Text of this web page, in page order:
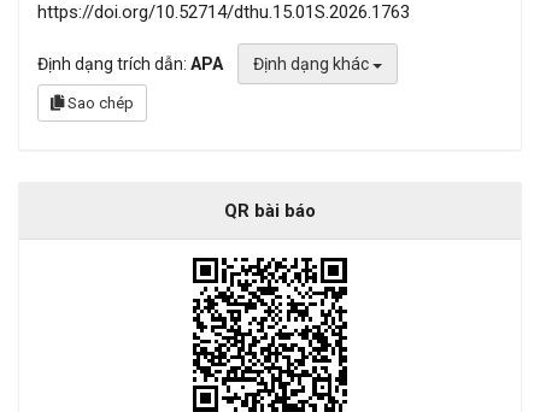
https://doi.org/10.52714/dthu.15.01S.2026.1763
Định dạng trích dẫn: APA Định dạng khác
Sao chép
QR bài báo